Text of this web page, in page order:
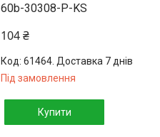
60b-30308-P-KS
104 ₴
61464. Доставка 7 днів
Під замовлення
Купити